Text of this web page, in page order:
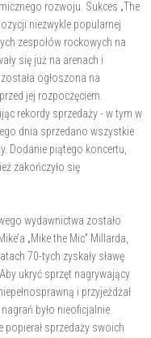
rozwoju. Sukces „The
niezwykle popularnej
zespołów rockowych na
się już na arenach i
ogłoszona na
jej rozpoczęciem.
rekordy sprzedaży - w tym w
dnia sprzedano wszystkie
Dodanie piątego koncertu,
zakończyło się
wydawnictwa zostało
„Mike the Mic” Millarda,
70-tych zyskały sławę
ukryć sprzęt nagrywający
i przyjeżdżał
było nieoficjalnie
sprzedaży swoich